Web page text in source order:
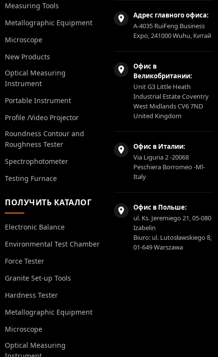
Measuring Tools
Metallographic Equipment
Microscope
New Products
Optical Measuring
Instrument
Portable Instrument
Profile /Video Projector
Roundness Contour and
Roughness Tester
Spectrophotometer
Testing Furnace
ПОЛУЧИТЬ КАТАЛОГ
Electronic Balance
Environmental Test Chamber
Force Tester
Granite Set-up Tools
Hardness Tester
Metallographic Equipment
Microscope
Optical Measuring
Адрес главного офиса:
A-4035 RuiFeng Business
Expo, 241000 Wuhu, Китай
Офис в
Великобритании:
Unit G3 Little Heath
Industrial Estate Coventry
West Midlands CV6 7ND
United Kingdom
Офис в Италии:
Via Liguria 2 -20068
Peschiera Borromeo -Ml-
Italy
Офис в Польше:
ul. Ks. Jeremiego 21, 05-080
Izabelin
Biuro: ul. Lutosławskiego 8,
01-649 Warszawa